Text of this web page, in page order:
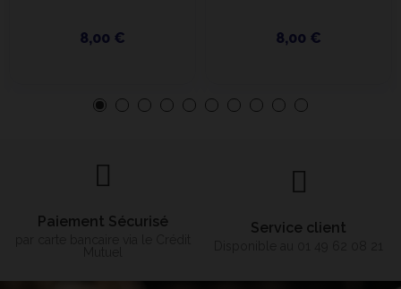
8,00 € 8,00 €
Paiement Sécurisé Service client